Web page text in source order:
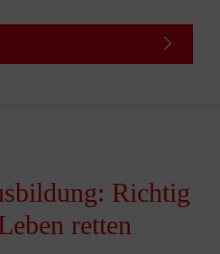
Richtig
retten